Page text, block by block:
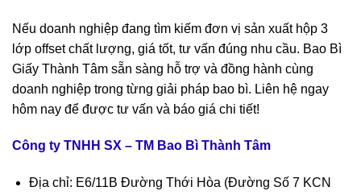
Nếu doanh nghiệp đang tìm kiếm đơn vị sản xuất hộp 3
lớp offset chất lượng, giá tốt, tư vấn đúng nhu cầu. Bao Bì
Giấy Thành Tâm sẵn sàng hỗ trợ và đồng hành cùng
doanh nghiệp trong từng giải pháp bao bì. Liên hệ ngay
hôm nay để được tư vấn và báo giá chi tiết!
Công ty TNHH SX – TM Bao Bì Thành Tâm
Địa chỉ: E6/11B Đường Thới Hòa (Đường Số 7 KCN